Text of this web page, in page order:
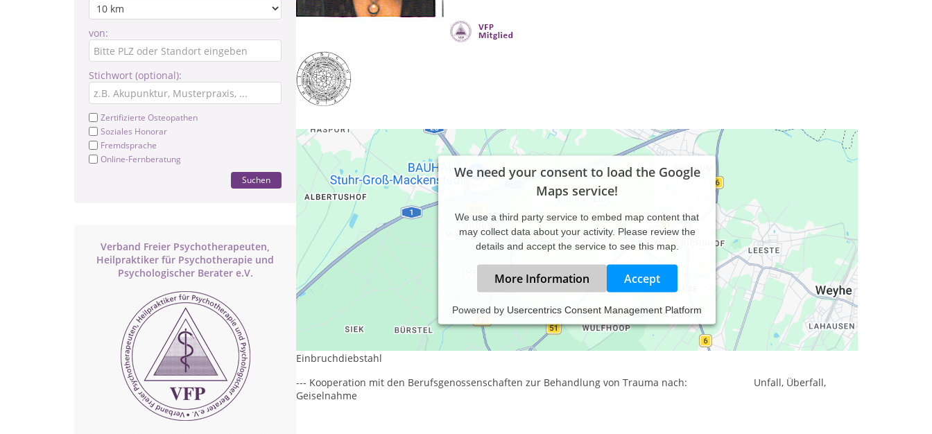
von:
Stichwort (optional):
Zertifizierte Osteopathen
Soziales Honorar
Fremdsprache
Online-Fernberatung
Suchen
Verband Freier Psychotherapeuten,
Heilpraktiker für Psychotherapie und
Psychologischer Berater e.V.
We need your consent to load the Google
Maps service!
We use a third party service to embed map content that
may collect data about your activity. Please review the
details and accept the service to see this map.
More Information Accept
Powered by Usercentrics Consent Management Platform
http://www.therapie.de/psychotherapie/gutsche
--- Kooperation mit der Continentale Versicherung zur Behandlung von Trauma nach: Unfall, Brand, Raub,
Einbruchdiebstahl
--- Kooperation mit den Berufsgenossenschaften zur Behandlung von Trauma nach: Unfall, Überfall,
Geiselnahme